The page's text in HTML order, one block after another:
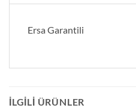
Ersa Garantili
İLGILI ÜRÜNLER